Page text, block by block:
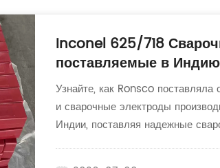
Inconel 625/718
поставляемые в Индию
Узнайте, как Ronsco
и сварочные электроды
Индии, поставляя надежные